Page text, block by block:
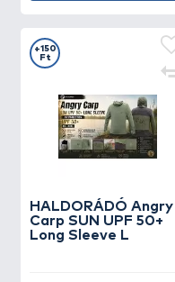
HALDORÁDÓ Angry
Carp SUN UPF 50+
Long Sleeve L
+150
Ft